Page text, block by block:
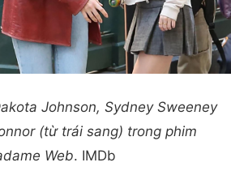
Johnson, Sydney Sweeney
(từ trái sang) trong phim
Web. IMDb